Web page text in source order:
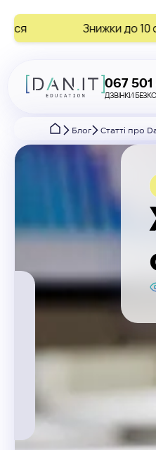
Знижки до 10 серпня
067 501
ДЗВІНКИ
Блог Статті про